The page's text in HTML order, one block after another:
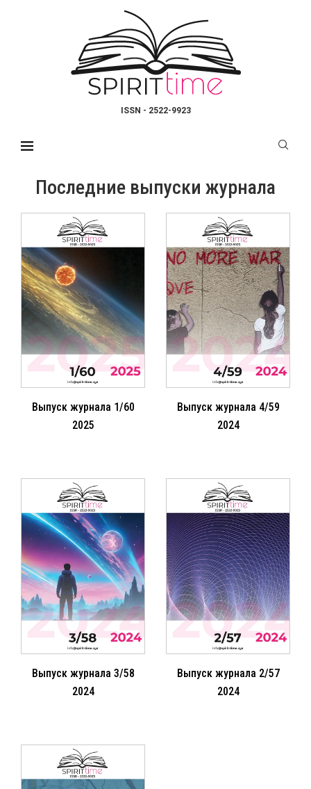
ISSN - 2522-9923
Последние выпуски журнала
Выпуск журнала 1/60
2025
Выпуск журнала 4/59
2024
Выпуск журнала 3/58
2024
Выпуск журнала 2/57
2024